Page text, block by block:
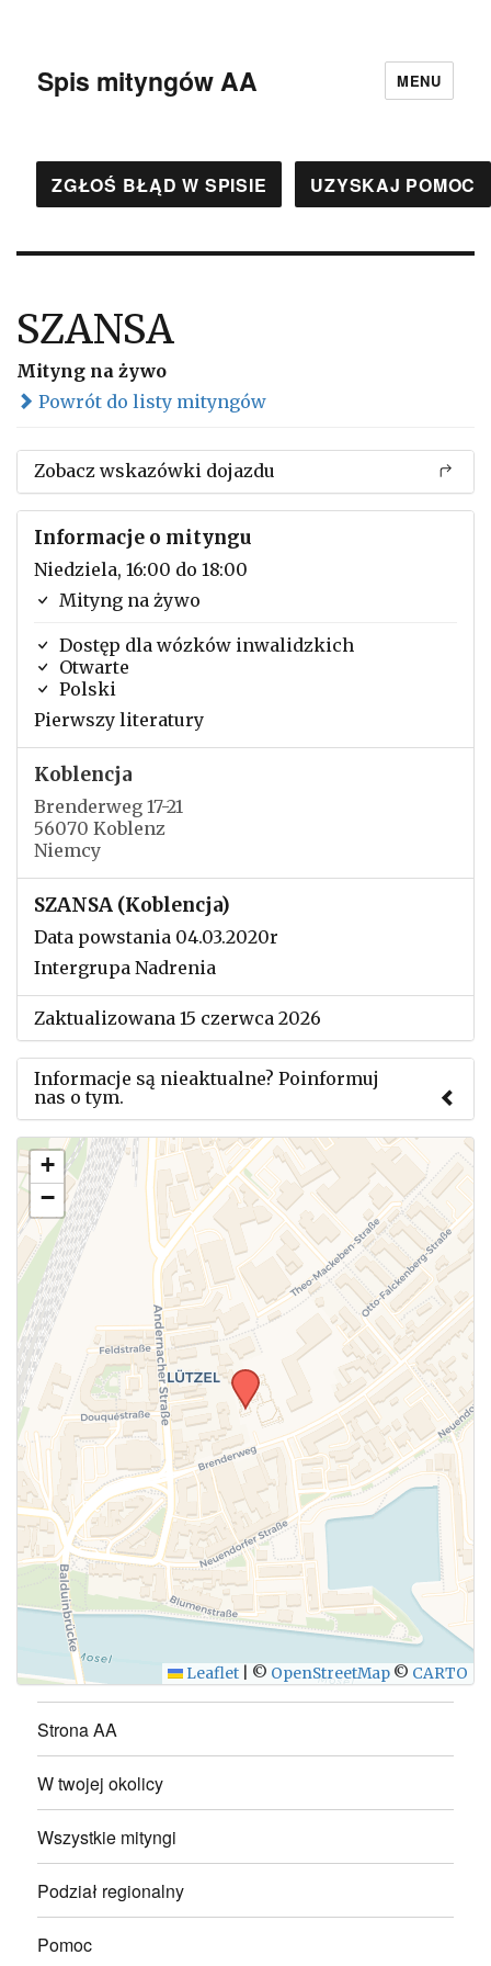
Spis mityngów AA MENU
ZGŁOŚ BŁĄD W SPISIE UZYSKAJ POMOC
SZANSA
Mityng na żywo
Powrót do listy mityngów
Zobacz wskazówki dojazdu
Informacje o mityngu
Niedziela, 16:00 do 18:00
Mityng na żywo
Dostęp dla wózków inwalidzkich
Otwarte
Polski
Pierwszy literatury
Koblencja
Brenderweg 17-21
56070 Koblenz
Niemcy
SZANSA (Koblencja)
Data powstania 04.03.2020r
Intergrupa Nadrenia
Zaktualizowana 15 czerwca 2026
Informacje są nieaktualne? Poinformuj
nas o tym.
Użyj tego formularza aby przesłać informację o
zmianach w powyższym mityngu.
WYŚLIJ
+
−
Leaflet © OpenStreetMap © CARTO
Strona AA
W twojej okolicy
Wszystkie mityngi
Podział regionalny
Pomoc